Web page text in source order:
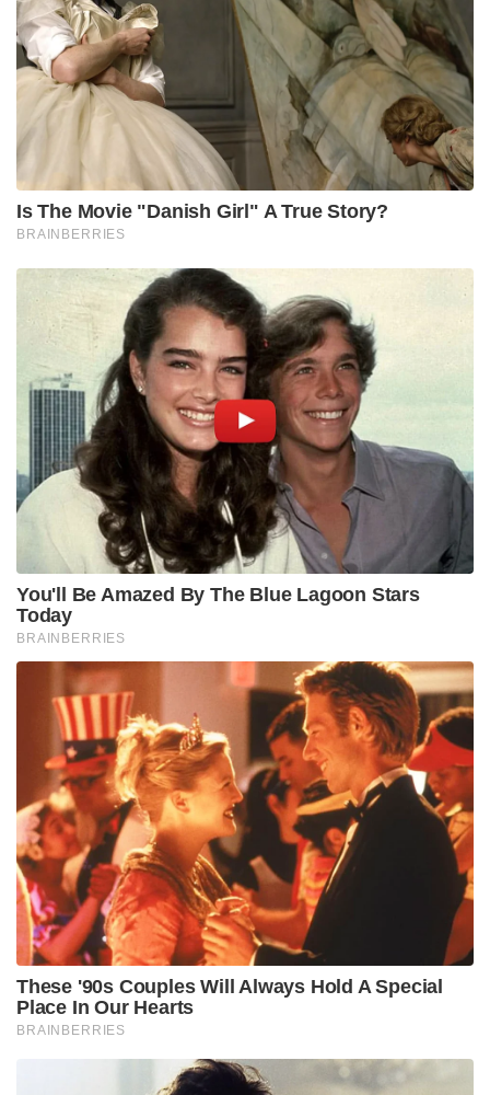
Is The Movie "Danish Girl" A True Story?
BRAINBERRIES
You'll Be Amazed By The Blue Lagoon Stars
Today
BRAINBERRIES
These '90s Couples Will Always Hold A Special
Place In Our Hearts
BRAINBERRIES